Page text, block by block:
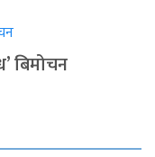
बिमोचन